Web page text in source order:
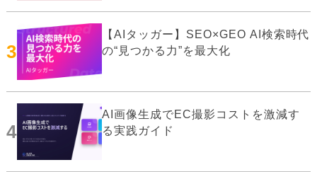
3
【AIタッガー】SEO×GEO AI検索時代
の“見つかる力”を最大化
4
AI画像生成でEC撮影コストを激減す
る実践ガイド